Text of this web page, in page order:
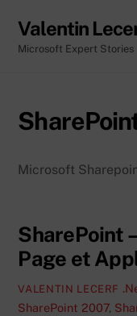
content
Valentin
Microsoft Expert Stories
Microsoft
SharePoint
Page et
VALENTIN LECERF
SharePoint 2007,